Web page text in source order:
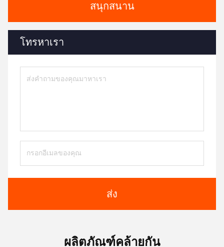
สนุกสนาน
โทรหาเรา
ส่ง
ผลิตภัณฑ์คล้ายกัน